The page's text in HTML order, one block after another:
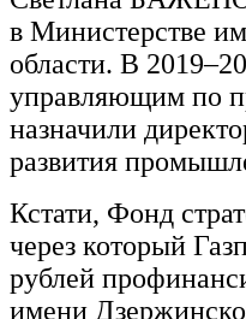
в Министерстве
области. В
управляющим по
назначили
развития
Кстати, Фонд
через который
рублей
имени